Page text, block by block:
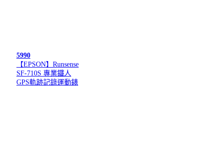
5990
【EPSON】Runsense
SF-710S 專業鐵人
GPS軌跡記錄運動錶